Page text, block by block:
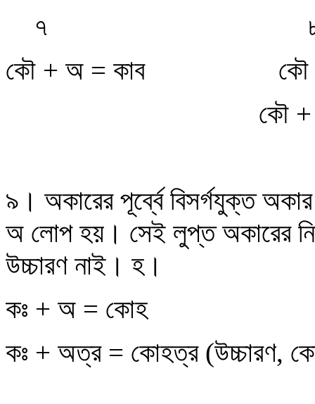
৭
কৌ + অ = কাব
কৌ
কৌ +
৯। অকারের পূর্ব্বে বিসর্গযুক্ত
অ লোপ হয়। সেই লুপ্ত অকারের
উচ্চারণ নাই। হ।
কঃ + অ = কোহ
কঃ + অত্র = কোহত্র (উচ্চারণ,